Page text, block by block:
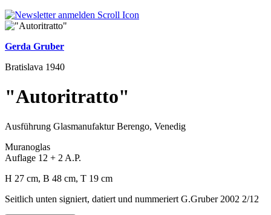
Gerda Gruber
Bratislava 1940
"Autoritratto"
Ausführung Glasmanufaktur Berengo, Venedig
Muranoglas
Auflage 12 + 2 A.P.
H 27 cm, B 48 cm, T 19 cm
Seitlich unten signiert, datiert und nummeriert G.Gruber 2002 2/12